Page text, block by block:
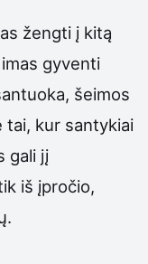
žengti į kitą
gyventi
šeimos
tai, kur santykiai
gali jį
iš įpročio,